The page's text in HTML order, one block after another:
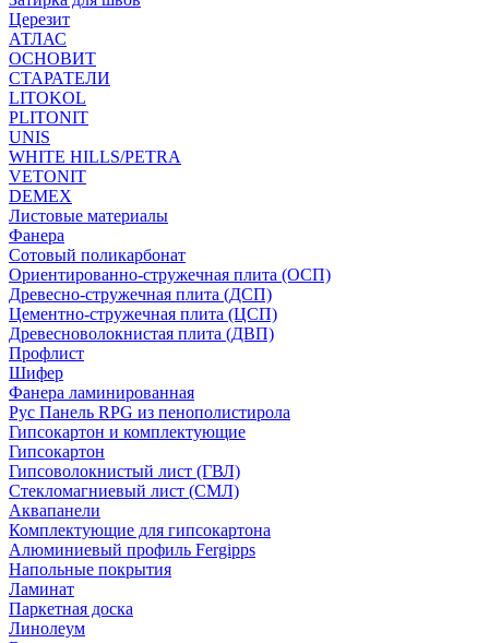
Церезит
АТЛАС
ОСНОВИТ
СТАРАТЕЛИ
LITOKOL
PLITONIT
UNIS
WHITE HILLS/PETRA
VETONIT
DEMEX
Листовые материалы
Фанера
Сотовый поликарбонат
Ориентированно-стружечная плита (ОСП)
Древесно-стружечная плита (ДСП)
Цементно-стружечная плита (ЦСП)
Древесноволокнистая плита (ДВП)
Профлист
Шифер
Фанера ламинированная
Рус Панель RPG из пенополистирола
Гипсокартон и комплектующие
Гипсокартон
Гипсоволокнистый лист (ГВЛ)
Стекломагниевый лист (СМЛ)
Аквапанели
Комплектующие для гипсокартона
Алюминиевый профиль Fergipps
Напольные покрытия
Ламинат
Паркетная доска
Линолеум